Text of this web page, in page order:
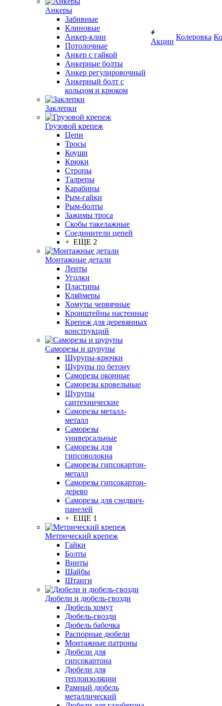
Анкеры
Забивные
Клиновые
Анкер-клин
Потолочные
Анкер с гайкой
Анкерные болты
Анкер регулировочный
Анкерный болт с
кольцом и крюком
Заклепки
Грузовой крепеж
Цепи
Тросы
Коуши
Крюки
Стропы
Талрепы
Карабины
Рым-гайки
Рым-болты
Зажимы троса
Скобы такелажные
Соединители цепей
+ ЕЩЕ 2
Монтажные детали
Ленты
Уголки
Пластины
Кляймеры
Хомуты червячные
Кронштейны настенные
Крепеж для деревянных
конструкций
Саморезы и шурупы
Шурупы-крючки
Шурупы по бетону
Саморезы оконные
Саморезы кровельные
Шурупы
сантехнические
Саморезы металл-
металл
Саморезы
универсальные
Саморезы для
гипсоволокна
Саморезы гипсокартон-
металл
Саморезы гипсокартон-
дерево
Саморезы для сэндвич-
панелей
+ ЕЩЕ 1
Метрический крепеж
Гайки
Болты
Винты
Шайбы
Штанги
Дюбели и дюбель-гвозди
Дюбель хомут
Дюбель-гвозди
Дюбель бабочка
Распорные дюбели
Монтажные патроны
Дюбели для
гипсокартона
Дюбели для
теплоизоляции
Рамный дюбель
металлический
Акции
Колеровка